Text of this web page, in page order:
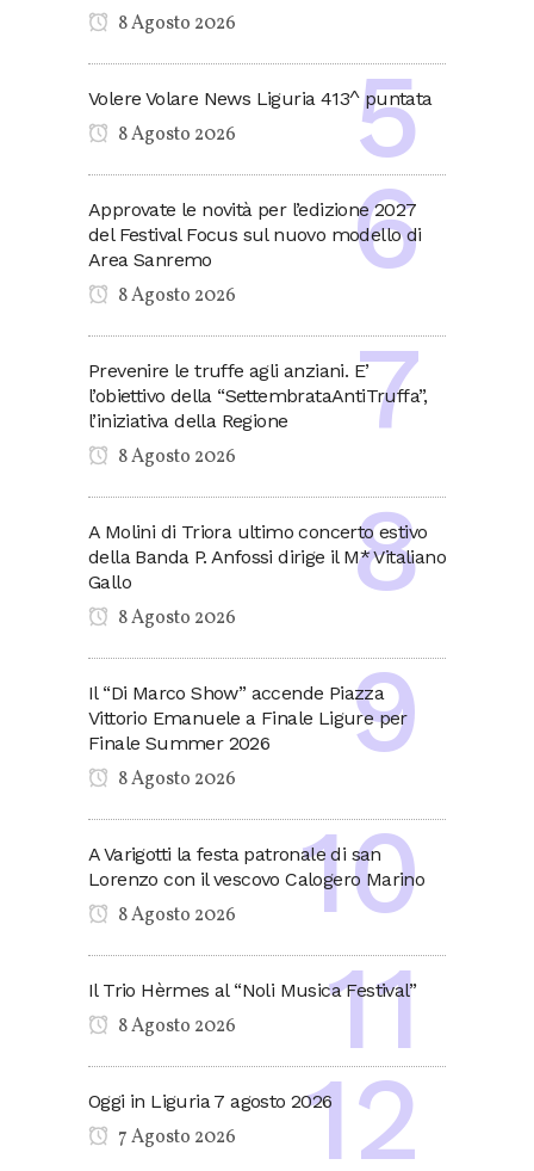
8 Agosto 2026
Volere Volare News Liguria 413^ puntata
8 Agosto 2026
Approvate le novità per l’edizione 2027
del Festival Focus sul nuovo modello di
Area Sanremo
8 Agosto 2026
Prevenire le truffe agli anziani. E’
l’obiettivo della “SettembrataAntiTruffa”,
l’iniziativa della Regione
8 Agosto 2026
A Molini di Triora ultimo concerto estivo
della Banda P. Anfossi dirige il M* Vitaliano
Gallo
8 Agosto 2026
Il “Di Marco Show” accende Piazza
Vittorio Emanuele a Finale Ligure per
Finale Summer 2026
8 Agosto 2026
A Varigotti la festa patronale di san
Lorenzo con il vescovo Calogero Marino
8 Agosto 2026
Il Trio Hèrmes al “Noli Musica Festival”
8 Agosto 2026
Oggi in Liguria 7 agosto 2026
7 Agosto 2026